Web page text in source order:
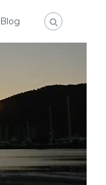
Blog